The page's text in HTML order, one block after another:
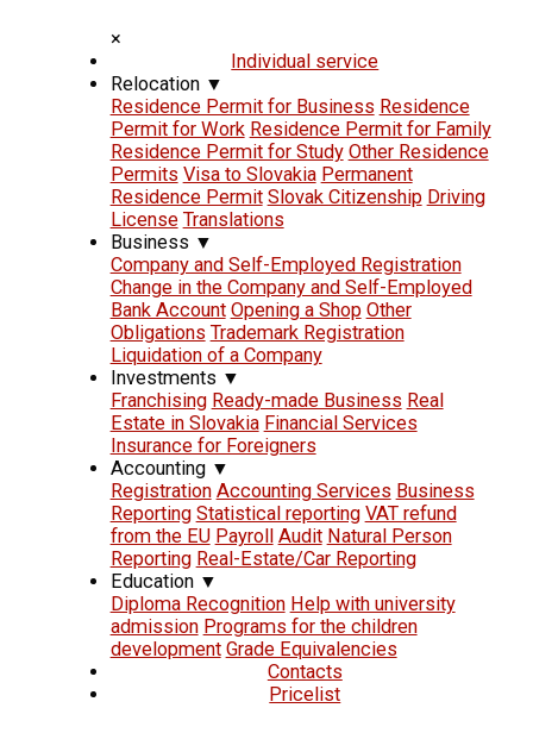
×
Individual service
Relocation ▼
Residence Permit for Business Residence
Permit for Work Residence Permit for Family
Residence Permit for Study Other Residence
Permits Visa to Slovakia Permanent
Residence Permit Slovak Citizenship Driving
License Translations
Business ▼
Company and Self-Employed Registration
Change in the Company and Self-Employed
Bank Account Opening a Shop Other
Obligations Trademark Registration
Liquidation of a Company
Investments ▼
Franchising Ready-made Business Real
Estate in Slovakia Financial Services
Insurance for Foreigners
Accounting ▼
Registration Accounting Services Business
Reporting Statistical reporting VAT refund
from the EU Payroll Audit Natural Person
Reporting Real-Estate/Car Reporting
Education ▼
Diploma Recognition Help with university
admission Programs for the children
development Grade Equivalencies
Contacts
Pricelist